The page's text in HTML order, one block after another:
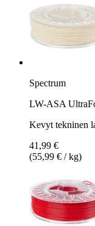
Spectrum
LW-ASA
Kevyt tekninen
41,99 €
(55,99 € / kg)